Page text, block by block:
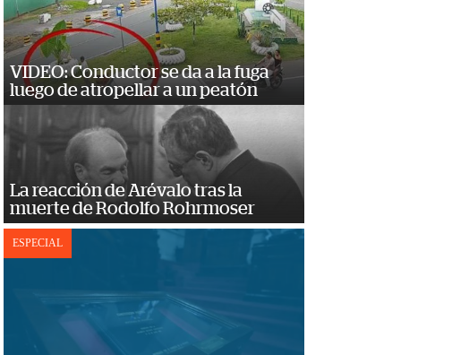
VIDEO: Conductor se da a la fuga
luego de atropellar a un peatón
La reacción de Arévalo tras la
muerte de Rodolfo Rohrmoser
ESPECIAL